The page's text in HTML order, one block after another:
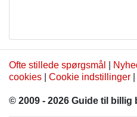
Ofte stillede spørgsmål
cookies
Cookie indstillinger
© 2009 - 2026 Guide til billig